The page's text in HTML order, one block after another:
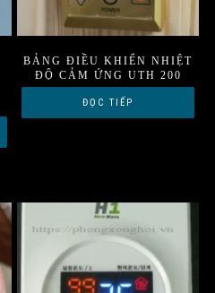
BẢNG ĐIỀU KHIỂN NHIỆT
ĐỘ CẢM ỨNG UTH 200
ĐỌC TIẾP